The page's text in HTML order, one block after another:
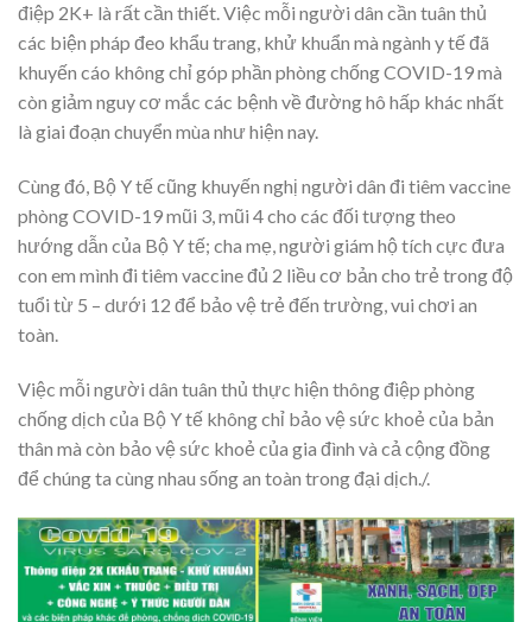
điệp 2K+ là rất cần thiết. Việc mỗi người dân cần tuân thủ
các biện pháp đeo khẩu trang, khử khuẩn mà ngành y tế đã
khuyến cáo không chỉ góp phần phòng chống COVID-19 mà
còn giảm nguy cơ mắc các bệnh về đường hô hấp khác nhất
là giai đoạn chuyển mùa như hiện nay.
Cùng đó, Bộ Y tế cũng khuyến nghị người dân đi tiêm vaccine
phòng COVID-19 mũi 3, mũi 4 cho các đối tượng theo
hướng dẫn của Bộ Y tế; cha mẹ, người giám hộ tích cực đưa
con em mình đi tiêm vaccine đủ 2 liều cơ bản cho trẻ trong độ
tuổi từ 5 – dưới 12 để bảo vệ trẻ đến trường, vui chơi an
toàn.
Việc mỗi người dân tuân thủ thực hiện thông điệp phòng
chống dịch của Bộ Y tế không chỉ bảo vệ sức khoẻ của bản
thân mà còn bảo vệ sức khoẻ của gia đình và cả cộng đồng
để chúng ta cùng nhau sống an toàn trong đại dịch./.